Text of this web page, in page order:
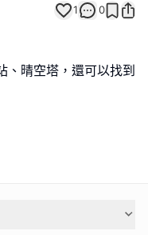
1 0
、晴空塔，還可以找到